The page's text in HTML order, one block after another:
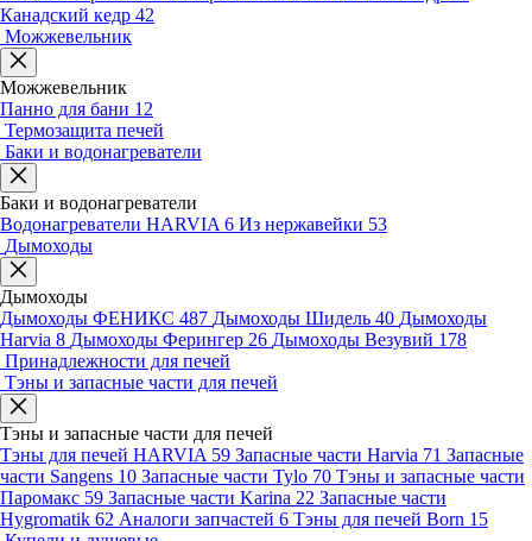
Канадский кедр 42
Можжевельник
Можжевельник
Панно для бани 12
Термозащита печей
Баки и водонагреватели
Баки и водонагреватели
Водонагреватели HARVIA 6 Из нержавейки 53
Дымоходы
Дымоходы
Дымоходы ФЕНИКС 487 Дымоходы Шидель 40 Дымоходы
Harvia 8 Дымоходы Ферингер 26 Дымоходы Везувий 178
Принадлежности для печей
Тэны и запасные части для печей
Тэны и запасные части для печей
Тэны для печей HARVIA 59 Запасные части Harvia 71 Запасные
части Sangens 10 Запасные части Tylo 70 Тэны и запасные части
Паромакс 59 Запасные части Karina 22 Запасные части
Hygromatik 62 Аналоги запчастей 6 Тэны для печей Born 15